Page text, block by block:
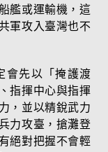
艦或運輸機，這
軍攻入臺灣也不
會先以「掩護渡
指揮中心與指揮
，並以精銳武力
力攻臺，搶灘登
絕對把握不會輕